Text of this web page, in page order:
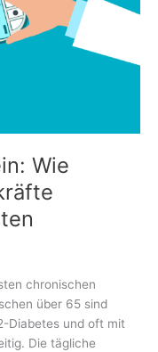
Wie
chronischen
über 65 sind
Diabetes und oft mit
Die tägliche